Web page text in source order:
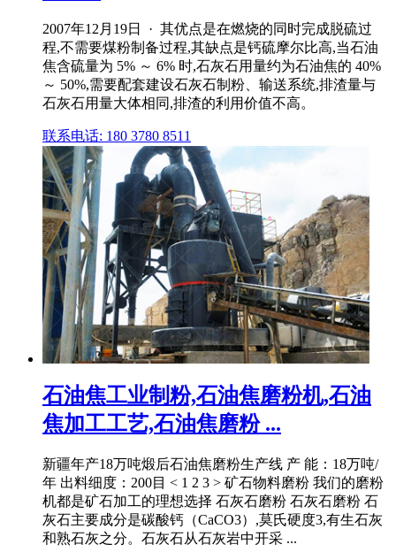
2007年12月19日 · 其优点是在燃烧的同时完成脱硫过
程,不需要煤粉制备过程,其缺点是钙硫摩尔比高,当石油
焦含硫量为 5% ～ 6% 时,石灰石用量约为石油焦的 40%
～ 50%,需要配套建设石灰石制粉、输送系统,排渣量与
石灰石用量大体相同,排渣的利用价值不高。
联系电话: 180 3780 8511
石油焦工业制粉,石油焦磨粉机,石油
焦加工工艺,石油焦磨粉 ...
新疆年产18万吨煅后石油焦磨粉生产线 产 能：18万吨/
年 出料细度：200目 < 1 2 3 > 矿石物料磨粉 我们的磨粉
机都是矿石加工的理想选择 石灰石磨粉 石灰石磨粉 石
灰石主要成分是碳酸钙（CaCO3）,莫氏硬度3,有生石灰
和熟石灰之分。石灰石从石灰岩中开采 ...